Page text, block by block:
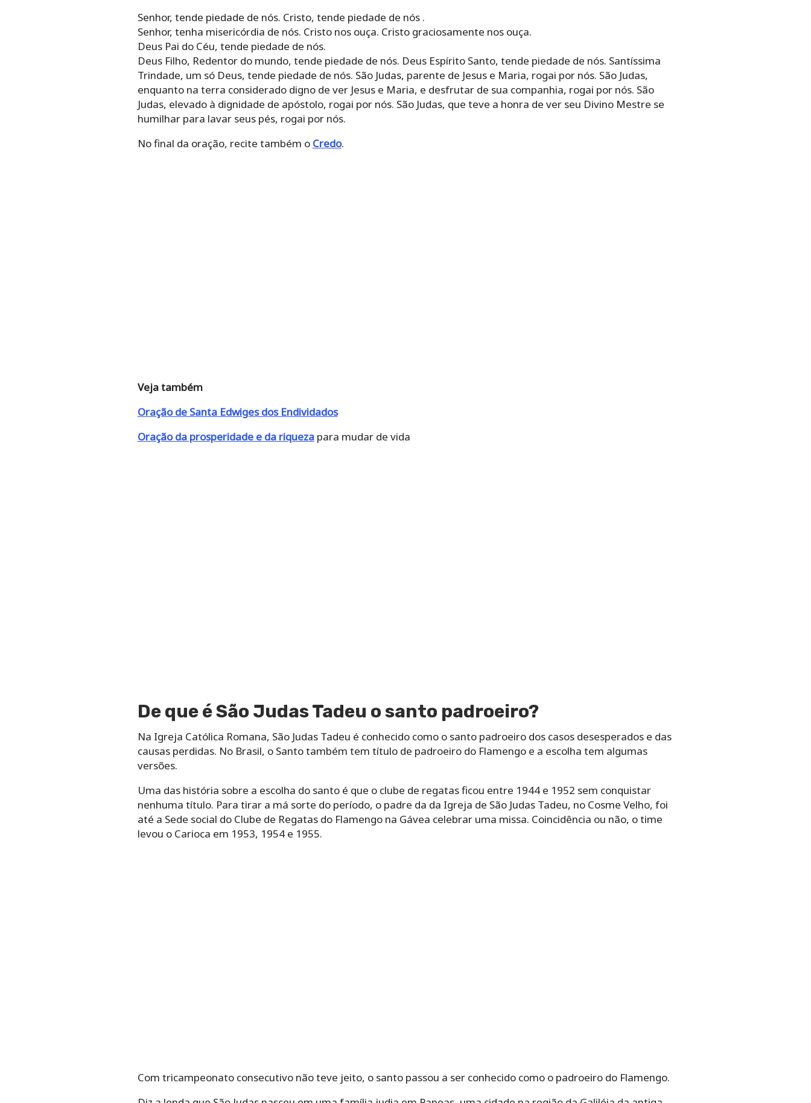
Senhor, tende piedade de nós. Cristo, tende piedade de nós .
Senhor, tenha misericórdia de nós. Cristo nos ouça. Cristo graciosamente nos ouça.
Deus Pai do Céu, tende piedade de nós.
Deus Filho, Redentor do mundo, tende piedade de nós. Deus Espírito Santo, tende piedade de nós. Santíssima
Trindade, um só Deus, tende piedade de nós. São Judas, parente de Jesus e Maria, rogai por nós. São Judas,
enquanto na terra considerado digno de ver Jesus e Maria, e desfrutar de sua companhia, rogai por nós. São
Judas, elevado à dignidade de apóstolo, rogai por nós. São Judas, que teve a honra de ver seu Divino Mestre se
humilhar para lavar seus pés, rogai por nós.
No final da oração, recite também o Credo.
Veja também
Oração de Santa Edwiges dos Endividados
Oração da prosperidade e da riquezapara mudar de vida
De que é São Judas Tadeu o santo padroeiro?
Na Igreja Católica Romana, São Judas Tadeu é conhecido como o santo padroeiro dos casos desesperados e das
causas perdidas. No Brasil, o Santo também tem título de padroeiro do Flamengo e a escolha tem algumas
versões.
Uma das história sobre a escolha do santo é que o clube de regatas ficou entre 1944 e 1952 sem conquistar
nenhuma título. Para tirar a má sorte do período, o padre da da Igreja de São Judas Tadeu, no Cosme Velho, foi
até a Sede social do Clube de Regatas do Flamengo na Gávea celebrar uma missa. Coincidência ou não, o time
levou o Carioca em 1953, 1954 e 1955.
Com tricampeonato consecutivo não teve jeito, o santo passou a ser conhecido como o padroeiro do Flamengo.